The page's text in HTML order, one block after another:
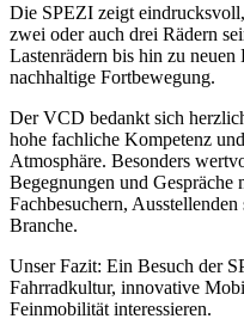
Die SPEZI zeigt
zwei oder auch drei Rädern
Lastenrädern bis hin zu
nachhaltige Fortbewegung.
Der VCD bedankt sich
hohe fachliche Kompetenz
Atmosphäre. Besonders
Begegnungen und Gespräche
Fachbesuchern,
Branche.
Unser Fazit: Ein Besuch der
Fahrradkultur, innovative
Feinmobilität interessieren.